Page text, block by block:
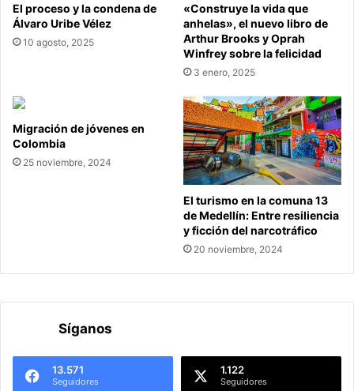
El proceso y la condena de
Álvaro Uribe Vélez
10 agosto, 2025
«Construye la vida que
anhelas», el nuevo libro de
Arthur Brooks y Oprah
Winfrey sobre la felicidad
3 enero, 2025
Migración de jóvenes en
Colombia
25 noviembre, 2024
El turismo en la comuna 13
de Medellín: Entre resiliencia
y ficción del narcotráfico
20 noviembre, 2024
Síganos
13.571
Seguidores
1.122
Seguidores